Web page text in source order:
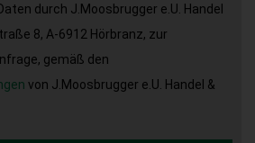
durch J.Moosbrugger e.U. Handel
8, A-6912 Hörbranz, zur
gemäß den
von J.Moosbrugger e.U. Handel &